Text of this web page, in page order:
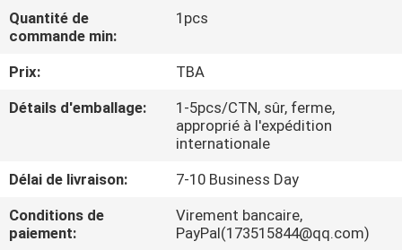
NOUS
VISITE
D'USINE
CONTRÔLE
QUALITÉ
Quantité de
commande min:
1pcs
Prix:
TBA
Détails d'emballage:
1-5pcs/CTN, sûr, ferme,
approprié à l'expédition
internationale
Délai de livraison:
7-10 Business Day
Conditions de
paiement:
Virement bancaire,
PayPal(173515844@qq.com)